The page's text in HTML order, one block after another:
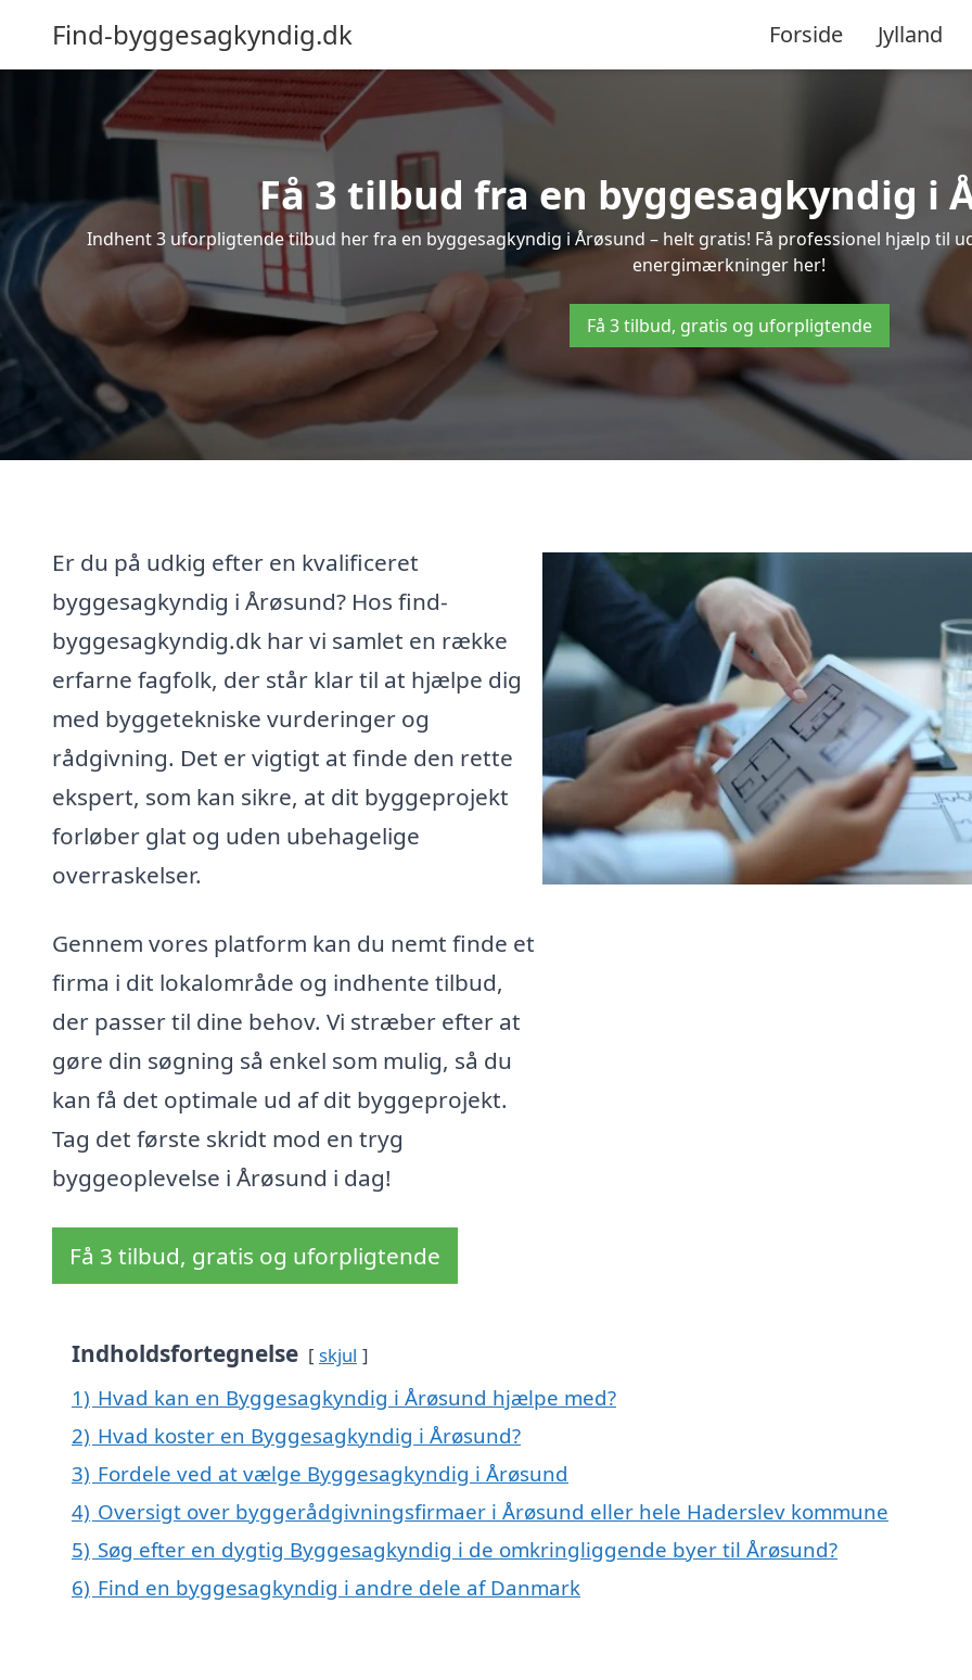
Find-byggesagkyndig.dk Forside Jylland
Få 3 tilbud fra en byggesagkyndig i
Indhent 3 uforpligtende tilbud her fra en byggesagkyndig i Årøsund – helt gratis! Få professionel hjælp til
energimærkninger her!
Få 3 tilbud, gratis og uforpligtende
Er du på udkig efter en kvalificeret
byggesagkyndig i Årøsund? Hos find-
byggesagkyndig.dk har vi samlet en række
erfarne fagfolk, der står klar til at hjælpe dig
med byggetekniske vurderinger og
rådgivning. Det er vigtigt at finde den rette
ekspert, som kan sikre, at dit byggeprojekt
forløber glat og uden ubehagelige
overraskelser.
Gennem vores platform kan du nemt finde et
firma i dit lokalområde og indhente tilbud,
der passer til dine behov. Vi stræber efter at
gøre din søgning så enkel som mulig, så du
kan få det optimale ud af dit byggeprojekt.
Tag det første skridt mod en tryg
byggeoplevelse i Årøsund i dag!
Få 3 tilbud, gratis og uforpligtende
Indholdsfortegnelse skjul
1) Hvad kan en Byggesagkyndig i Årøsund hjælpe med?
2) Hvad koster en Byggesagkyndig i Årøsund?
3) Fordele ved at vælge Byggesagkyndig i Årøsund
4) Oversigt over byggerådgivningsfirmaer i Årøsund eller hele Haderslev kommune
5) Søg efter en dygtig Byggesagkyndig i de omkringliggende byer til Årøsund?
6) Find en byggesagkyndig i andre dele af Danmark